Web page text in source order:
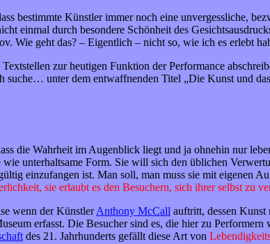
bestimmte Künstler immer noch eine unvergessliche,
einmal durch besondere Schönheit des
Wie geht das? – Eigentlich – nicht so, wie ich es erlebt
zur heutigen Funktion der Performance
suche… unter dem entwaffnenden Titel „Die Kunst und
die Wahrheit im Augenblick liegt und ja ohnehin nur
unterhaltsame Form. Sie will sich den üblichen
einzufangen ist. Man soll, man muss sie mit eigenen
sie erlaubt es den Besuchern, sich ihrer selbst zu
wenn der KünstlerAnthony McCall auftritt, dessen
erfasst. Die Besucher sind es, die hier zu
des 21. Jahrhunderts gefällt diese Art von